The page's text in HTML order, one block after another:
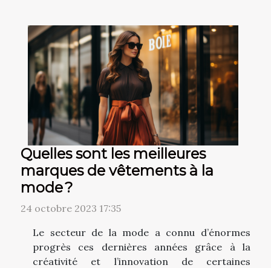
Quelles sont les meilleures
marques de vêtements à la
mode ?
24 octobre 2023 17:35
Le secteur de la mode a connu d’énormes
progrès ces dernières années grâce à la
créativité et l’innovation de certaines